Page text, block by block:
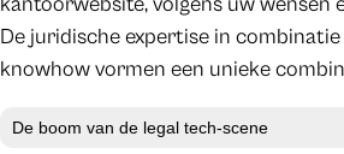
De juridische expertise in
knowhow vormen een unieke
De boom van de legal tech-scene